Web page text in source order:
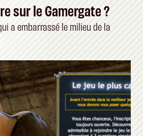
sur le Gamergate ?
a embarrassé le milieu de la